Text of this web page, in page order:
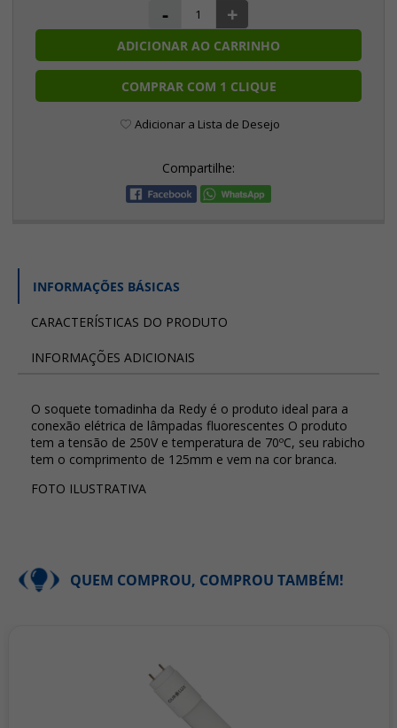
- +
ADICIONAR AO CARRINHO
COMPRAR COM 1 CLIQUE
Adicionar a Lista de Desejo
Compartilhe:
INFORMAÇÕES BÁSICAS
CARACTERÍSTICAS DO PRODUTO
INFORMAÇÕES ADICIONAIS
O soquete tomadinha da Redy é o produto ideal para a
conexão elétrica de lâmpadas fluorescentes O produto
tem a tensão de 250V e temperatura de 70ºC, seu rabicho
tem o comprimento de 125mm e vem na cor branca.
FOTO ILUSTRATIVA
QUEM COMPROU, COMPROU TAMBÉM!